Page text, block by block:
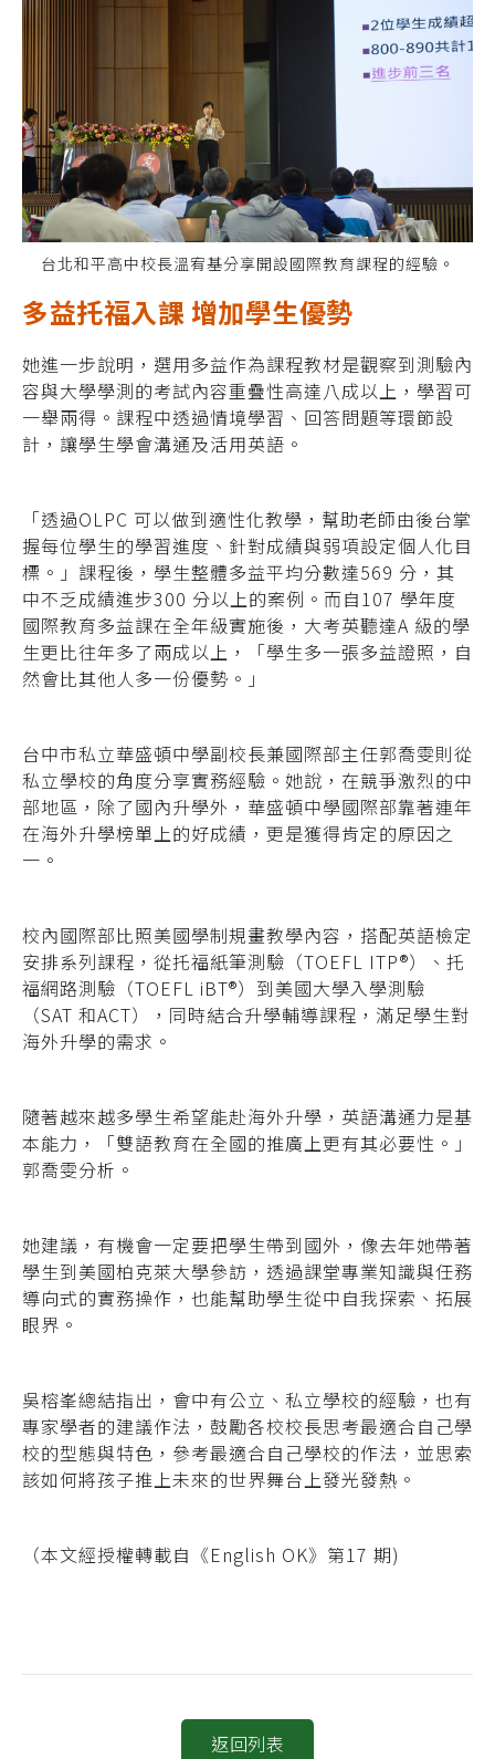
台北和平高中校長溫宥基分享開設國際教育課程的經驗。
多益托福入課 增加學生優勢
她進一步說明，選用多益作為課程教材是觀察到測驗內
容與大學學測的考試內容重疊性高達八成以上，學習可
一舉兩得。課程中透過情境學習、回答問題等環節設
計，讓學生學會溝通及活用英語。
「透過OLPC 可以做到適性化教學，幫助老師由後台掌
握每位學生的學習進度、針對成績與弱項設定個人化目
標。」課程後，學生整體多益平均分數達569 分，其
中不乏成績進步300 分以上的案例。而自107 學年度
國際教育多益課在全年級實施後，大考英聽達A 級的學
生更比往年多了兩成以上，「學生多一張多益證照，自
然會比其他人多一份優勢。」
台中市私立華盛頓中學副校長兼國際部主任郭喬雯則從
私立學校的角度分享實務經驗。她說，在競爭激烈的中
部地區，除了國內升學外，華盛頓中學國際部靠著連年
在海外升學榜單上的好成績，更是獲得肯定的原因之
一。
校內國際部比照美國學制規畫教學內容，搭配英語檢定
安排系列課程，從托福紙筆測驗（TOEFL ITP®）、托
福網路測驗（TOEFL iBT®）到美國大學入學測驗
（SAT 和ACT）， 同時結合升學輔導課程，滿足學生對
海外升學的需求。
隨著越來越多學生希望能赴海外升學，英語溝通力是基
本能力，「雙語教育在全國的推廣上更有其必要性。」
郭喬雯分析。
她建議，有機會一定要把學生帶到國外，像去年她帶著
學生到美國柏克萊大學參訪，透過課堂專業知識與任務
導向式的實務操作，也能幫助學生從中自我探索、拓展
眼界。
吳榕峯總結指出，會中有公立、私立學校的經驗，也有
專家學者的建議作法，鼓勵各校校長思考最適合自己學
校的型態與特色，參考最適合自己學校的作法，並思索
該如何將孩子推上未來的世界舞台上發光發熱。
（本文經授權轉載自《English OK》第17 期)
返回列表